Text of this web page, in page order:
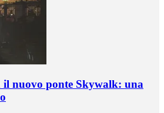
il nuovo ponte Skywalk: una